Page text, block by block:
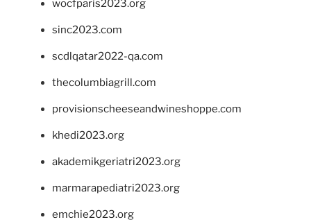
wocfparis2023.org
sinc2023.com
scdlqatar2022-qa.com
thecolumbiagrill.com
provisionscheeseandwineshoppe.com
khedi2023.org
akademikgeriatri2023.org
marmarapediatri2023.org
emchie2023.org